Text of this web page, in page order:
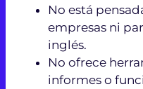
No está
empresas ni
inglés.
No ofrece
informes o